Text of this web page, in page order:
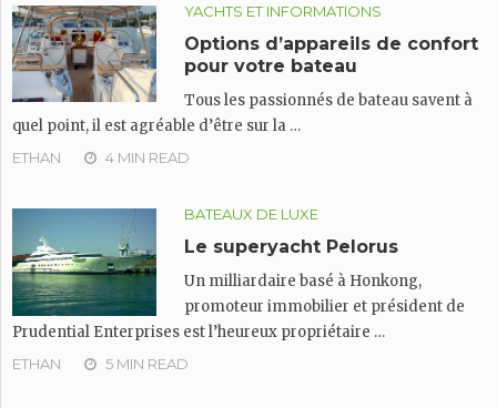
YACHTS ET INFORMATIONS
Options d’appareils de confort
pour votre bateau
Tous les passionnés de bateau savent à
quel point, il est agréable d’être sur la …
ETHAN 4 MIN READ
BATEAUX DE LUXE
Le superyacht Pelorus
Un milliardaire basé à Honkong,
promoteur immobilier et président de
Prudential Enterprises est l’heureux propriétaire …
ETHAN 5 MIN READ